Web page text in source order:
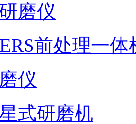
磨仪
前处理一体
仪
式研磨机